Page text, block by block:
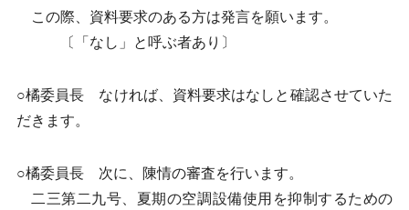
この際、資料要求のある方は発言を願います。
〔「なし」と呼ぶ者あり〕
○橘委員長 なければ、資料要求はなしと確認させていた
だきます。
○橘委員長 次に、陳情の審査を行います。
二三第二九号、夏期の空調設備使用を抑制するための